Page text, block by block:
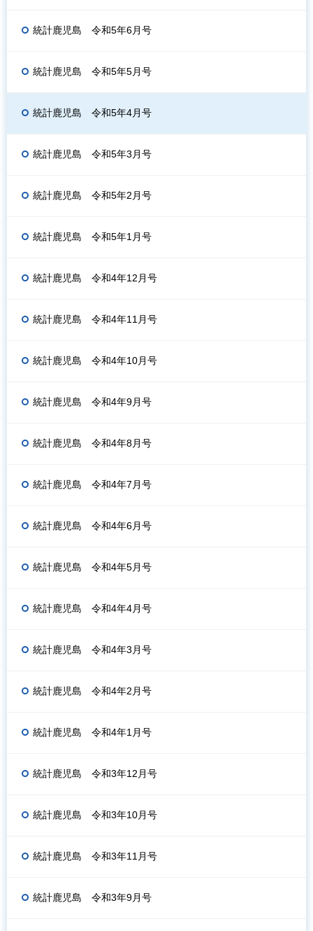
統計鹿児島 令和5年6月号
統計鹿児島 令和5年5月号
統計鹿児島 令和5年4月号
統計鹿児島 令和5年3月号
統計鹿児島 令和5年2月号
統計鹿児島 令和5年1月号
統計鹿児島 令和4年12月号
統計鹿児島 令和4年11月号
統計鹿児島 令和4年10月号
統計鹿児島 令和4年9月号
統計鹿児島 令和4年8月号
統計鹿児島 令和4年7月号
統計鹿児島 令和4年6月号
統計鹿児島 令和4年5月号
統計鹿児島 令和4年4月号
統計鹿児島 令和4年3月号
統計鹿児島 令和4年2月号
統計鹿児島 令和4年1月号
統計鹿児島 令和3年12月号
統計鹿児島 令和3年10月号
統計鹿児島 令和3年11月号
統計鹿児島 令和3年9月号